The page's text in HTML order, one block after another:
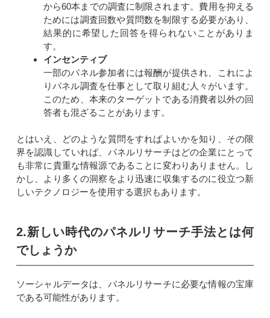
から60本までの調査に制限されます。費用を抑える
ためには調査回数や質問数を制限する必要があり、
結果的に希望した回答を得られないことがありま
す。
インセンティブ
一部のパネル参加者には報酬が提供され、これによ
りパネル調査を仕事として取り組む人々がいます。
このため、本来のターゲットである消費者以外の回
答者も混ざることがあります。
とはいえ、どのような質問をすればよいかを知り、その限
界を認識していれば、パネルリサーチはどの企業にとって
も非常に貴重な情報源であることに変わりありません。し
かし、より多くの洞察をより迅速に収集するのに役立つ新
しいテクノロジーを使用する選択もあります。
2.新しい時代のパネルリサーチ手法とは何
でしょうか
ソーシャルデータは、パネルリサーチに必要な情報の宝庫
である可能性があります。